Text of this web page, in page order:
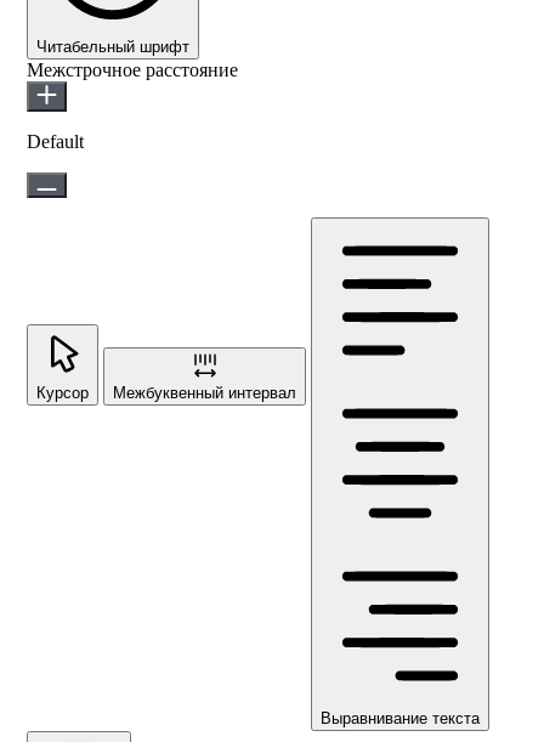
Читабельный шрифт
Межстрочное расстояние
Default
Курсор Межбуквенный интервал
Выравнивание текста